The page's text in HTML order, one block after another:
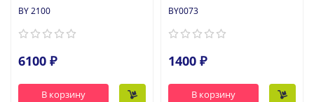
BY 2100
6100 ₽
В корзину
BY0073
1400 ₽
В корзину